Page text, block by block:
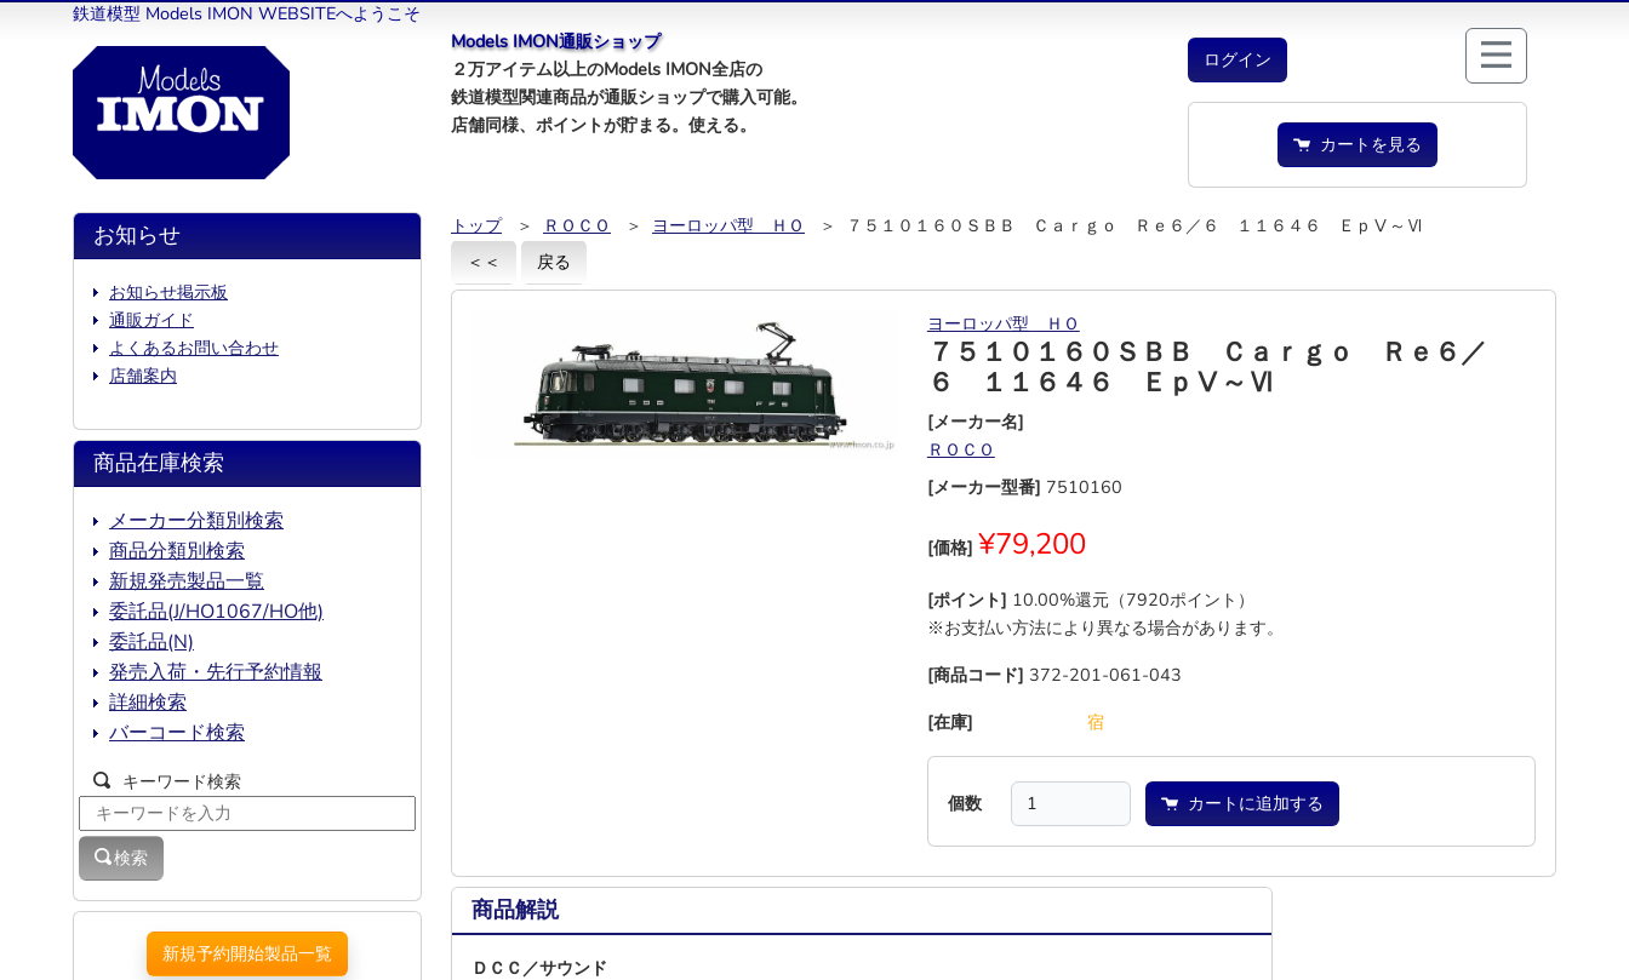
鉄道模型 Models IMON WEBSITEへようこそ
Models IMON通販ショップ
２万アイテム以上のModels IMON全店の
鉄道模型関連商品が通販ショップで購入可能。
店舗同様、ポイントが貯まる。使える。
ログイン
カートを見る
トップ ＞ ＲＯＣＯ ＞ ヨーロッパ型 ＨＯ
＞ ７５１０１６０ＳＢＢ Ｃａｒｇｏ Ｒｅ６／６ １１６４６ ＥｐⅤ～Ⅵ
＜＜
戻る
ヨーロッパ型 ＨＯ
７５１０１６０ＳＢＢ Ｃａｒｇｏ Ｒｅ６／
６ １１６４６ ＥｐⅤ～Ⅵ
[メーカー名]
ＲＯＣＯ
[メーカー型番] 7510160
[価格] ¥79,200
[ポイント] 10.00%還元（7920ポイント）
※お支払い方法により異なる場合があります。
[商品コード] 372-201-061-043
[在庫]
宿
個数 カートに追加する
商品解説
ＤＣＣ／サウンド
お知らせ
お知らせ掲示板
通販ガイド
よくあるお問い合わせ
店舗案内
商品在庫検索
メーカー分類別検索
商品分類別検索
新規発売製品一覧
委託品(J/HO1067/HO他)
委託品(N)
発売入荷・先行予約情報
詳細検索
バーコード検索
キーワード検索
検索
新規予約開始製品一覧